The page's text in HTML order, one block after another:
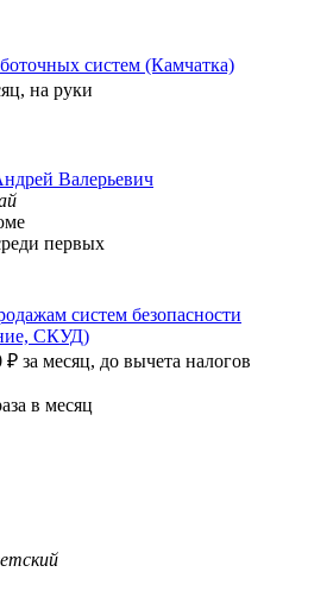
систем (Камчатка)
на руки
Валерьевич
первых
систем безопасности
СКУД)
₽ за месяц, до вычета налогов
в месяц